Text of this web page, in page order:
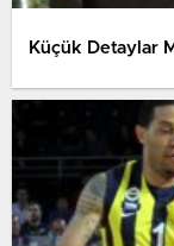
Küçük Detaylar